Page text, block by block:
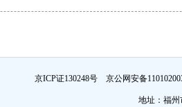
京ICP证130248号 京公网安备
地址：福州